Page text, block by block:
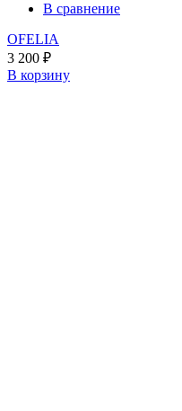
В сравнение
OFELIA
3 200 ₽
В корзину